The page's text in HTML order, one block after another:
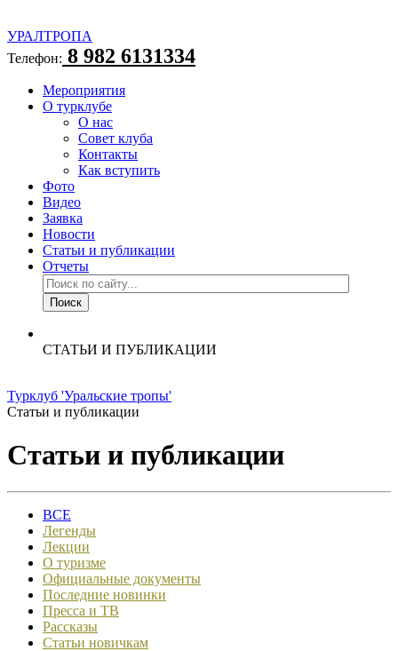
УРАЛТРОПА
Телефон: 8 982 6131334
Мероприятия
О турклубе
О нас
Совет клуба
Контакты
Как вступить
Фото
Видео
Заявка
Новости
Статьи и публикации
Отчеты
СТАТЬИ И ПУБЛИКАЦИИ
Турклуб 'Уральские тропы'
Статьи и публикации
Статьи и публикации
ВСЕ
Легенды
Лекции
О туризме
Официальные документы
Последние новинки
Пресса и ТВ
Рассказы
Статьи новичкам